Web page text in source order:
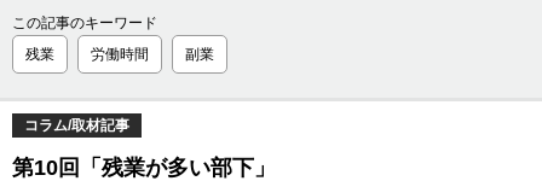
この記事のキーワード
残業
労働時間 副業
コラム/取材記事
第10回「残業が多い部下」